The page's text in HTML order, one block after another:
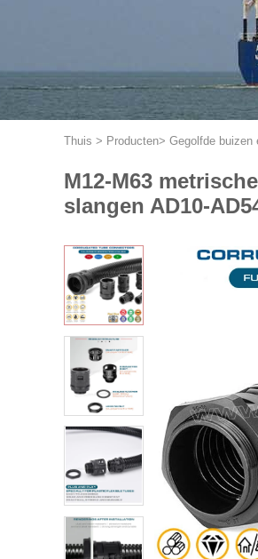
Thuis > Producten> Gegolfde buizen
M12-M63
slangen AD10-